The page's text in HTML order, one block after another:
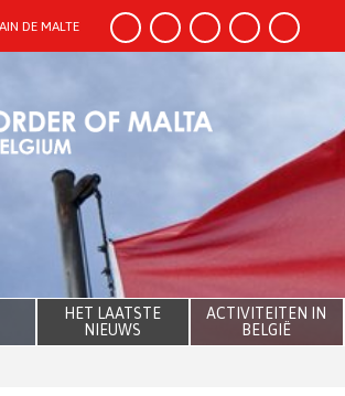
DE MALTE
HET LAATSTE
NIEUWS
ACTIVITEITEN IN
BELGIË